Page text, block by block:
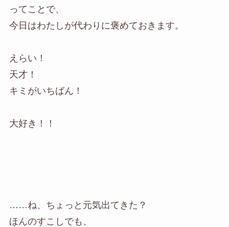
ってことで、
今日はわたしが代わりに褒めておきます。
えらい！
天才！
キミがいちばん！
大好き！！
……ね、ちょっと元気出てきた？
ほんのすこしでも、